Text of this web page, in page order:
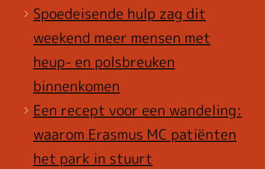
Spoedeisende hulp zag dit
weekend meer mensen met
heup- en polsbreuken
binnenkomen
Een recept voor een wandeling:
waarom Erasmus MC patiënten
het park in stuurt